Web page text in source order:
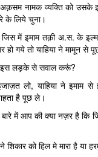
अक़सम नामक व्यक्ति को
के लिये चुना।
में इमाम तक़ी अ.स. के
गये तो याहिया ने मामून से
इस लड़के से सवाल करूं?
लो, याहिया ने इमाम से
है पूछ ले।
में आप की क्या नज़र है कि
को हिल मे मारा है या